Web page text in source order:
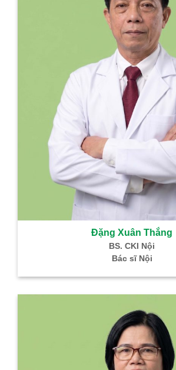
Đặng Xuân Thắng
BS. CKI Nội
Bác sĩ Nội